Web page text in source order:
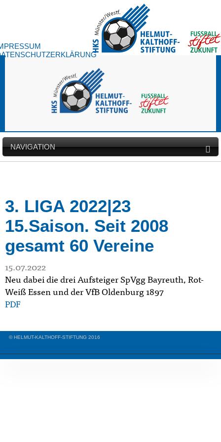
NAVIGATION
3. LIGA 2022|23
15.Saison. Seit 2008
gesamt 60 Vereine
15.07.2022
Neu dabei die drei AufsteigerSpVgg Bayreuth, Rot-
Weiß Essen und der VfB Oldenburg 1897
PDF
© HELMUT-KALTHOFF-STIFTUNG 2016